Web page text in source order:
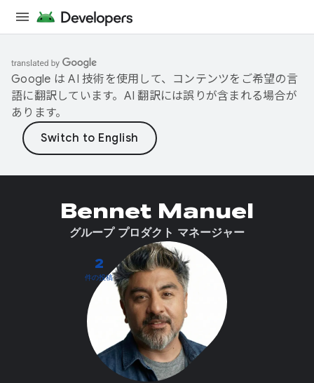
Google は AI 技術を使用して、コンテンツをご希望の言
語に翻訳しています。AI 翻訳には誤りが含まれる場合が
あります。
2
件の投稿
Bennet Manuel
グループ プロダクト マネージャー